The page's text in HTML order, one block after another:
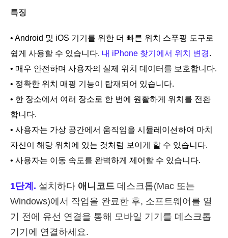
특징
• Android 및 iOS 기기를 위한 더 빠른 위치 스푸핑 도구로
쉽게 사용할 수 있습니다. 내 iPhone 찾기에서 위치 변경.
• 매우 안전하며 사용자의 실제 위치 데이터를 보호합니다.
• 정확한 위치 매핑 기능이 탑재되어 있습니다.
• 한 장소에서 여러 장소로 한 번에 원활하게 위치를 전환
합니다.
• 사용자는 가상 공간에서 움직임을 시뮬레이션하여 마치
자신이 해당 위치에 있는 것처럼 보이게 할 수 있습니다.
• 사용자는 이동 속도를 완벽하게 제어할 수 있습니다.
1단계. 설치하다 애니코드 데스크톱(Mac 또는
Windows)에서 작업을 완료한 후, 소프트웨어를 열
기 전에 유선 연결을 통해 모바일 기기를 데스크톱
기기에 연결하세요.